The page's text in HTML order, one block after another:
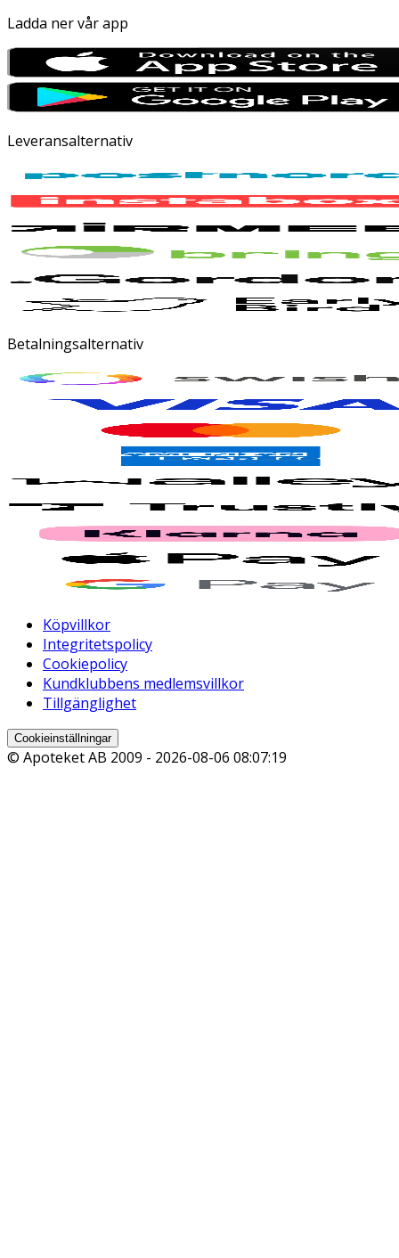
Ladda ner vår app
Leveransalternativ
Betalningsalternativ
Köpvillkor
Integritetspolicy
Cookiepolicy
Kundklubbens medlemsvillkor
Tillgänglighet
Cookieinställningar
© Apoteket AB 2009 - 2026-08-06 08:07:19